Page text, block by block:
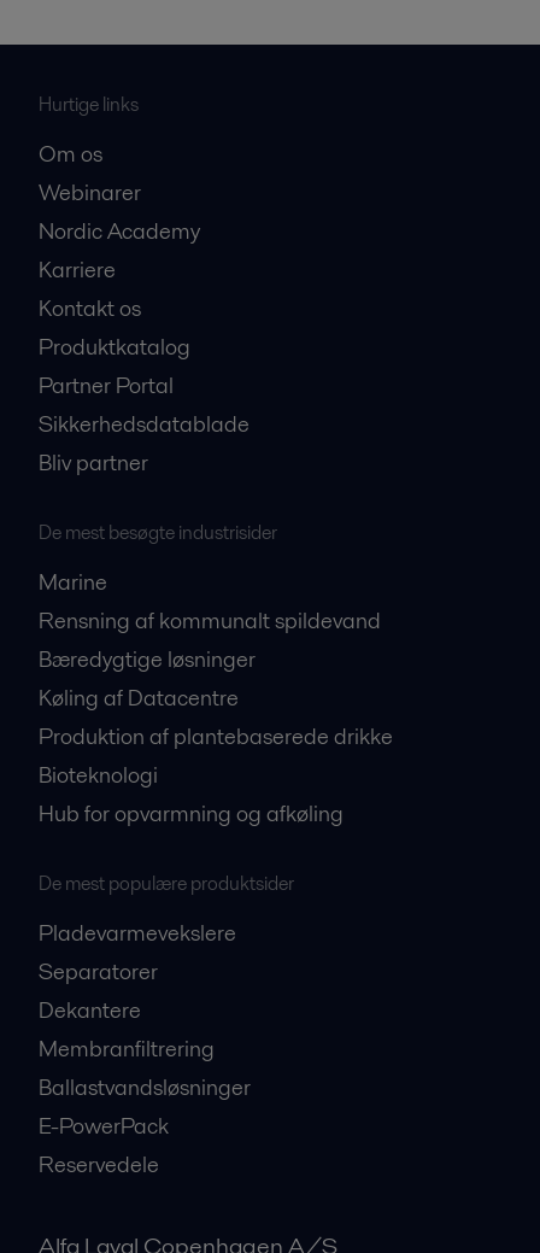
Hurtige links
Om os
Webinarer
Nordic Academy
Karriere
Kontakt os
Produktkatalog
Partner Portal
Sikkerhedsdatablade
Bliv partner
De mest besøgte industrisider
Marine
Rensning af kommunalt spildevand
Bæredygtige løsninger
Køling af Datacentre
Produktion af plantebaserede drikke
Bioteknologi
Hub for opvarmning og afkøling
De mest populære produktsider
Pladevarmevekslere
Separatorer
Dekantere
Membranfiltrering
Ballastvandsløsninger
E-PowerPack
Reservedele
Alfa Laval Copenhagen A/S